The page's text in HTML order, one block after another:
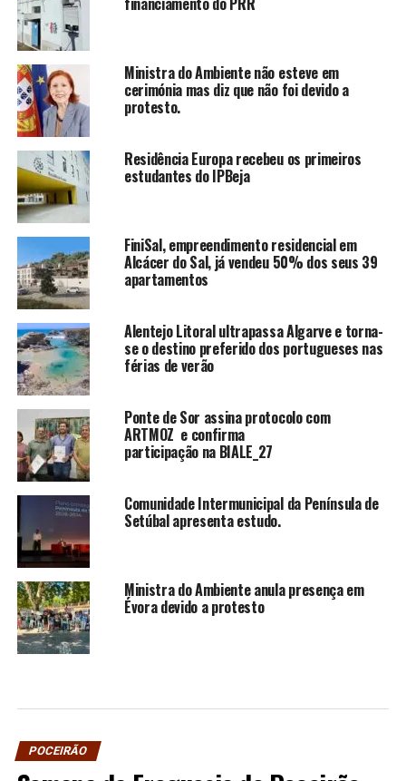
Ministra do Ambiente não esteve em
cerimónia mas diz que não foi devido a
protesto.
Residência Europa recebeu os primeiros
estudantes do IPBeja
FiniSal, empreendimento residencial em
Alcácer do Sal, já vendeu 50% dos seus 39
apartamentos
Alentejo Litoral ultrapassa Algarve e torna-
se o destino preferido dos portugueses nas
férias de verão
Ponte de Sor assina protocolo com
ARTMOZ e confirma
participação na BIALE_27
Comunidade Intermunicipal da Península de
Setúbal apresenta estudo.
Ministra do Ambiente anula presença em
Évora devido a protesto
POCEIRÃO